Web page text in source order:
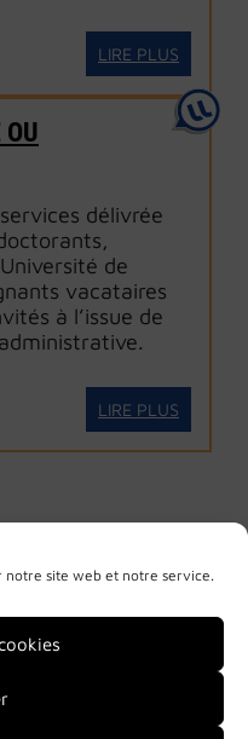
notre site web et notre service.
LIRE PLUS
délivrée
de
vacataires
à l’issue de
LIRE PLUS
de confidentialité